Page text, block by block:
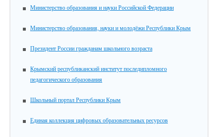
Министерство образования и науки Российской Федерации
Министерство образования, науки и молодёжи Республики Крым
Президент России гражданам школьного возраста
Крымский республиканский институт последипломного
педагогического образования
Школьный портал Республики Крым
Единая коллекция цифровых образовательных ресурсов